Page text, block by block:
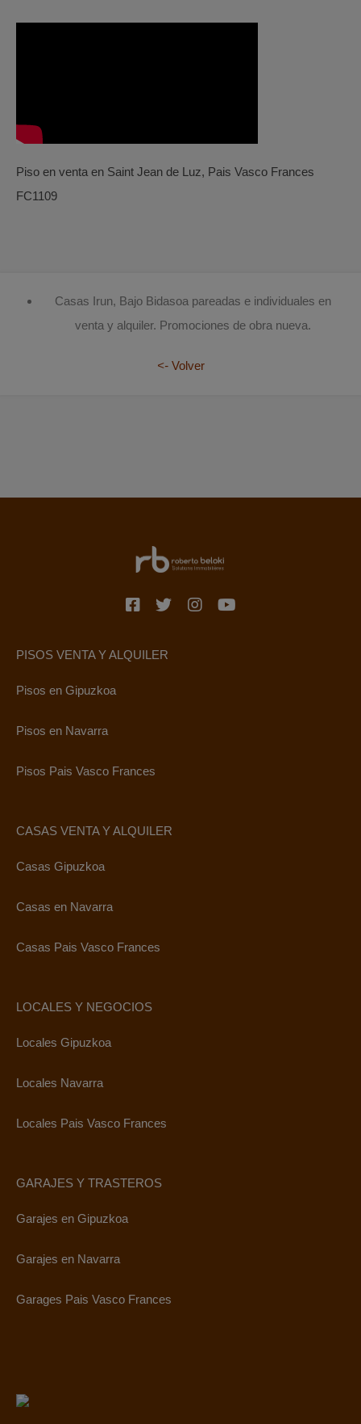
Piso en venta en Saint Jean de Luz, Pais Vasco Frances
FC1109
Casas Irun, Bajo Bidasoa pareadas e individuales en
venta y alquiler. Promociones de obra nueva.
<-Volver
PISOS VENTA Y ALQUILER
Pisos en Gipuzkoa
Pisos en Navarra
Pisos Pais Vasco Frances
CASAS VENTA Y ALQUILER
Casas Gipuzkoa
Casas en Navarra
Casas Pais Vasco Frances
LOCALES Y NEGOCIOS
Locales Gipuzkoa
Locales Navarra
Locales Pais Vasco Frances
GARAJES Y TRASTEROS
Garajes en Gipuzkoa
Garajes en Navarra
Garages Pais Vasco Frances